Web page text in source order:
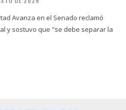
Avanza en el Senado reclamó
y sostuvo que "se debe separar la